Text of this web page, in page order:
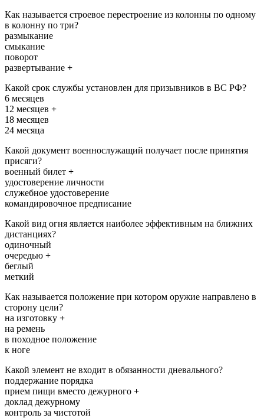
Как называется строевое перестроение из колонны по одному
в колонну по три?
размыкание
смыкание
поворот
развертывание +
Какой срок службы установлен для призывников в ВС РФ?
6 месяцев
12 месяцев +
18 месяцев
24 месяца
Какой документ военнослужащий получает после принятия
присяги?
военный билет +
удостоверение личности
служебное удостоверение
командировочное предписание
Какой вид огня является наиболее эффективным на ближних
дистанциях?
одиночный
очередью +
беглый
меткий
Как называется положение при котором оружие направлено в
сторону цели?
на изготовку +
на ремень
в походное положение
к ноге
Какой элемент не входит в обязанности дневального?
поддержание порядка
прием пищи вместо дежурного +
доклад дежурному
контроль за чистотой